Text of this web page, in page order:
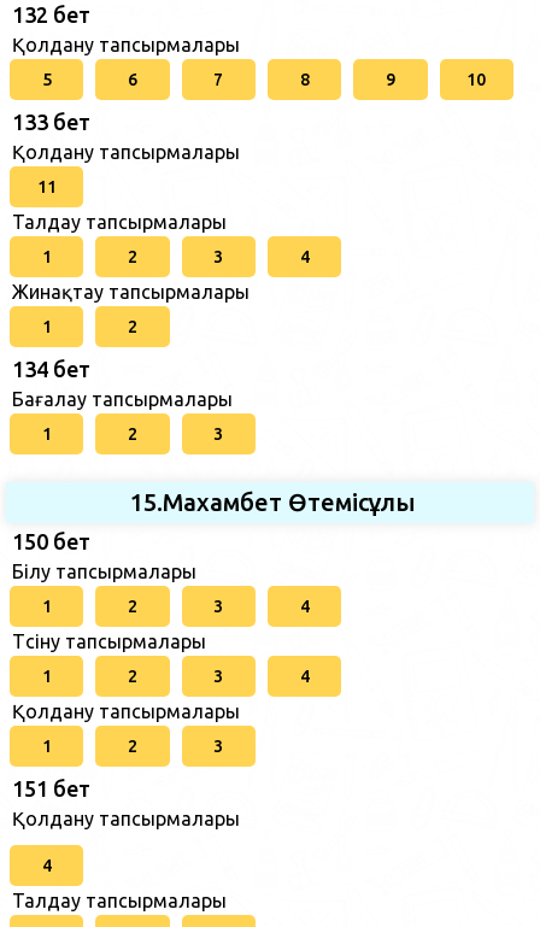
132 бет
Қолдану тапсырмалары
5 6 7 8 9 10
133 бет
Қолдану тапсырмалары
11
Талдау тапсырмалары
1 2 3 4
Жинақтау тапсырмалары
1 2
134 бет
Бағалау тапсырмалары
1 2 3
15.Махамбет Өтемісұлы
150 бет
Білу тапсырмалары
1 2 3 4
Түсіну тапсырмалары
1 2 3 4
Қолдану тапсырмалары
1 2 3
151 бет
Қолдану тапсырмалары
4
Талдау тапсырмалары